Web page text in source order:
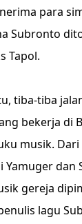
para
Subronto
Tapol.
tiba-tiba
bekerja di
musik. Dari
dan
gereja
lagu